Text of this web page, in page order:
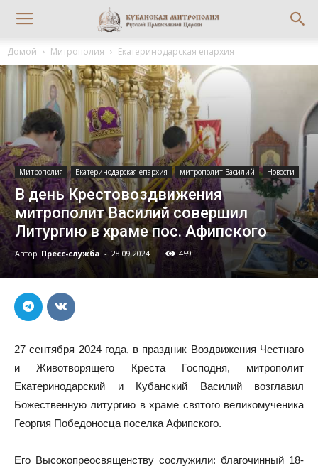
Домой Митрополия Екатеринодарская епархия
Митрополия Екатеринодарская епархия митрополит Василий Новости
В день Крестовоздвижения
митрополит Василий совершил
Литургию в храме пос. Афипского
Автор Пресс-служба - 28.09.2024 459
27 сентября 2024 года, в праздник Воздвижения Честнаго
и Животворящего Креста Господня, митрополит
Екатеринодарский и Кубанский Василий возглавил
Божественную литургию в храме святого великомученика
Георгия Победоносца поселка Афипского.
Его Высокопреосвященству сослужили: благочинный 18-